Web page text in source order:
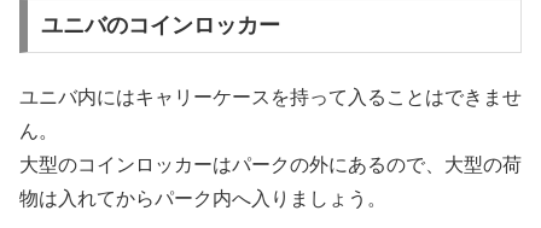
ユニバのコインロッカー
ユニバ内にはキャリーケースを持って入ることはできませ
ん。
大型のコインロッカーはパークの外にあるので、大型の荷
物は入れてからパーク内へ入りましょう。